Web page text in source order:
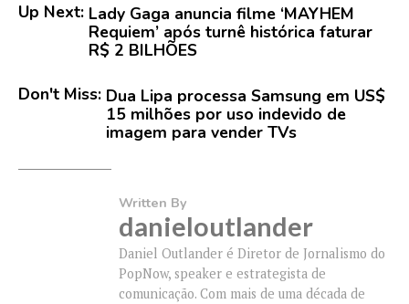
Up Next: Lady Gaga anuncia filme ‘MAYHEM
Requiem’ após turnê histórica faturar
R$ 2 BILHÕES
Don't Miss: Dua Lipa processa Samsung em US$
15 milhões por uso indevido de
imagem para vender TVs
Written By
danieloutlander
Daniel Outlander é Diretor de Jornalismo do
PopNow, speaker e estrategista de
comunicação. Com mais de uma década de